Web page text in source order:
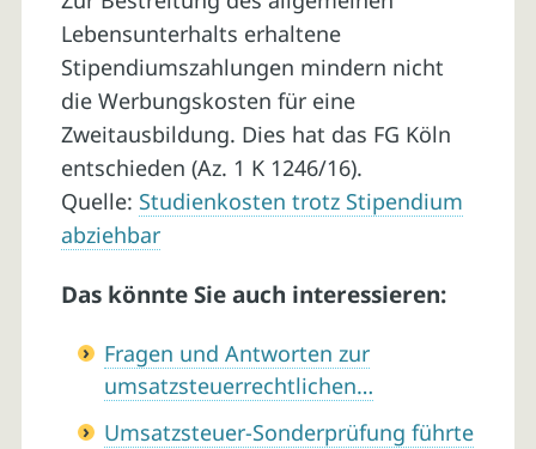
Lebensunterhalts erhaltene
Stipendiumszahlungen mindern nicht
die Werbungskosten für eine
Zweitausbildung. Dies hat das FG Köln
entschieden (Az. 1 K 1246/16).
Quelle: Studienkosten trotz Stipendium
abziehbar
Das könnte Sie auch interessieren:
Fragen und Antworten zur
umsatzsteuerrechtlichen…
Umsatzsteuer-Sonderprüfung führte